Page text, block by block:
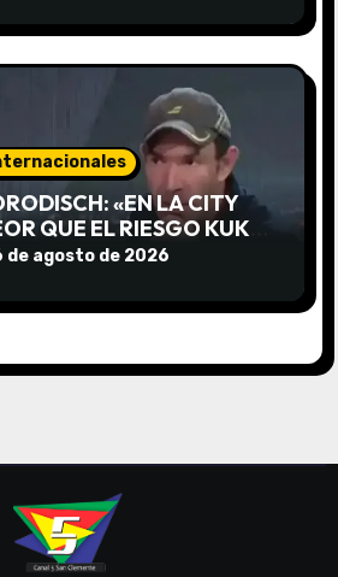
«EN LA CITY
QUE EL RIESGO KUKA,
BREGMAN»
de agosto de 2026